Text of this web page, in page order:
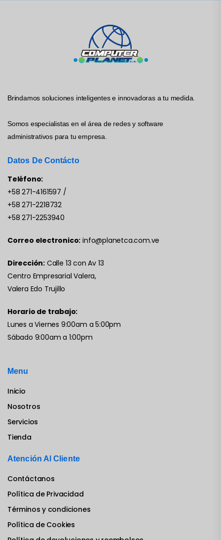
Brindamos soluciones inteligentes e innovadoras a tu medida.
Somos especialistas en el área de redes y software
administrativos para tu empresa.
Datos De Contácto
Teléfono:
+58 271-4161597 /
+58 271-2218732
+58 271-2253940
Correo electronico: info@planetca.com.ve
Dirección: Calle 13 con Av 13
Centro Empresarial Valera,
Valera Edo Trujillo
Horario de trabajo:
Lunes a Viernes 9:00am a 5:00pm
Sábado 9:00am a 1:00pm
Menu
Inicio
Nosotros
Servicios
Tienda
Atención Al Cliente
Contáctanos
Política de Privacidad
Términos y condiciones
Política de Cookies